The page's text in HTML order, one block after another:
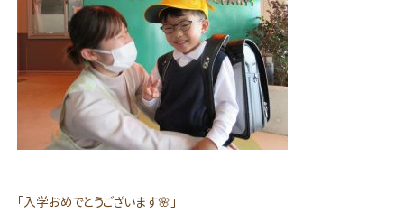
「入学おめでとうございます🌸」